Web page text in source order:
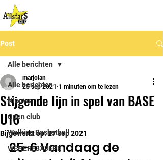
Post
Alle berichten
Nieuws
Open club
Walking Basketball
WEHERE3X3EPE
Alle berichten
Stijgende lijn in spel van BASE
U16
marjolan
25 sep 2021 1 minuten om te lezen
Bijgewerkt op:27 sep 2021
25-6 Vandaag de